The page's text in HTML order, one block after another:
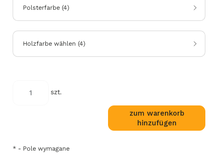
Polsterfarbe (4)
Holzfarbe wählen (4)
koloru: szt.
zum warenkorb
hinzufügen
* - Pole wymagane